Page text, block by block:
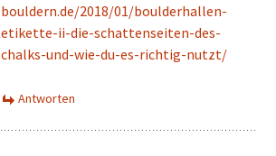
bouldern.de/2018/01/boulderhallen-
etikette-ii-die-schattenseiten-des-
chalks-und-wie-du-es-richtig-nutzt/
Antworten